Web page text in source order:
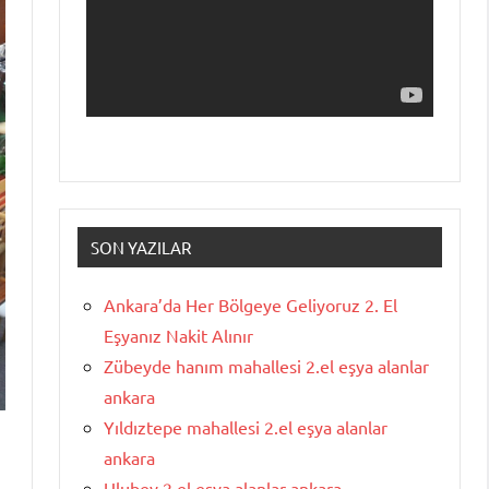
SON YAZILAR
Ankara’da Her Bölgeye Geliyoruz 2. El
Eşyanız Nakit Alınır
Zübeyde hanım mahallesi 2.el eşya alanlar
ankara
Yıldıztepe mahallesi 2.el eşya alanlar
ankara